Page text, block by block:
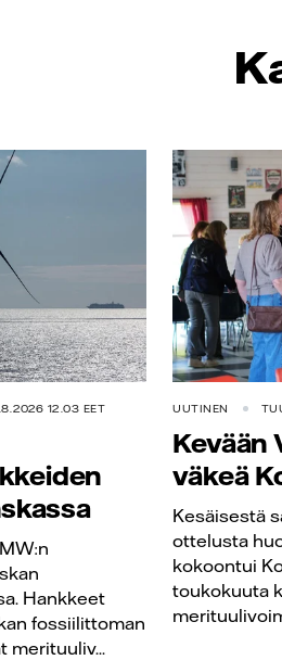
12.03 EET
Hankkeet
fossiilittoman
merituuliv...
UUTINEN
Kevään
väkeä
Kesäisestä
ottelusta
kokoontui
toukokuuta